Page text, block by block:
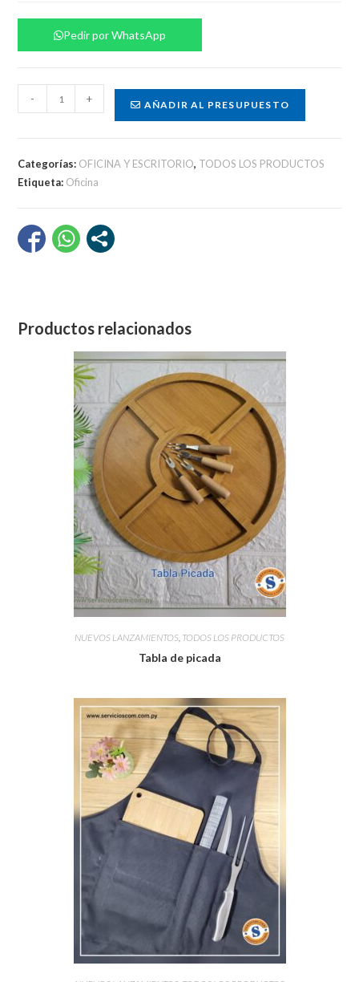
Pedir por WhatsApp
lápiz
cantidad
- + AÑADIR AL PRESUPUESTO
Categorías: OFICINA Y ESCRITORIO, TODOS LOS PRODUCTOS
Etiqueta: Oficina
Productos relacionados
NUEVOS LANZAMIENTOS, TODOS LOS PRODUCTOS
Tabla de picada